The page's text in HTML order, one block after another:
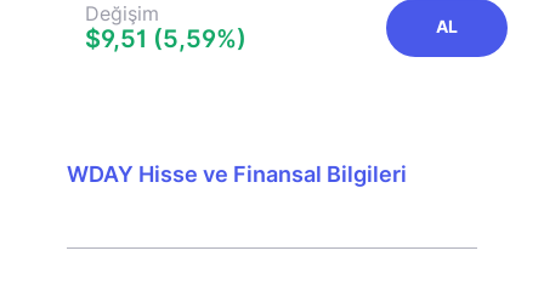
Değişim
$9,51 (5,59%) AL
WDAY Hisse ve Finansal Bilgileri